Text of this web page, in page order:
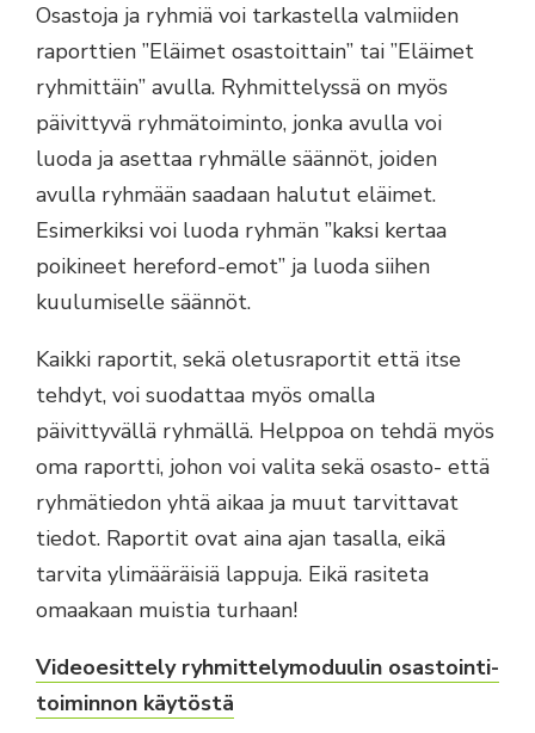
Osastoja ja ryhmiä voi tarkastella valmiiden
raporttien ”Eläimet osastoittain” tai ”Eläimet
ryhmittäin” avulla. Ryhmittelyssä on myös
päivittyvä ryhmätoiminto, jonka avulla voi
luoda ja asettaa ryhmälle säännöt, joiden
avulla ryhmään saadaan halutut eläimet.
Esimerkiksi voi luoda ryhmän ”kaksi kertaa
poikineet hereford-emot” ja luoda siihen
kuulumiselle säännöt.
Kaikki raportit, sekä oletusraportit että itse
tehdyt, voi suodattaa myös omalla
päivittyvällä ryhmällä. Helppoa on tehdä myös
oma raportti, johon voi valita sekä osasto- että
ryhmätiedon yhtä aikaa ja muut tarvittavat
tiedot. Raportit ovat aina ajan tasalla, eikä
tarvita ylimääräisiä lappuja. Eikä rasiteta
omaakaan muistia turhaan!
Videoesittely ryhmittelymoduulin osastointi-
toiminnon käytöstä